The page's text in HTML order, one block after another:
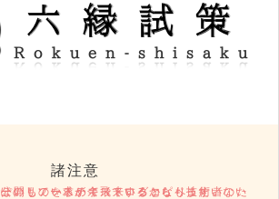
諸注意
ピペ技術者のために、Webサーバーのリソースが余っているからもったいないという理由で公開しているテキストログとなります。